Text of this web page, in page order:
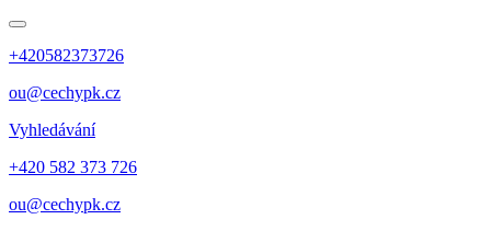
+420582373726
ou@cechypk.cz
Vyhledávání
+420 582 373 726
ou@cechypk.cz